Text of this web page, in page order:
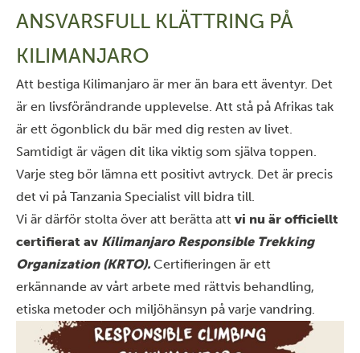
ANSVARSFULL KLÄTTRING PÅ
KILIMANJARO
Att bestiga Kilimanjaro är mer än bara ett äventyr. Det
är en livsförändrande upplevelse. Att stå på Afrikas tak
är ett ögonblick du bär med dig resten av livet.
Samtidigt är vägen dit lika viktig som själva toppen.
Varje steg bör lämna ett positivt avtryck. Det är precis
det vi på Tanzania Specialist vill bidra till.
Vi är därför stolta över att berätta att vi nu är officiellt
certifierat av Kilimanjaro Responsible Trekking
Organization (KRTO). Certifieringen är ett
erkännande av vårt arbete med rättvis behandling,
etiska metoder och miljöhänsyn på varje vandring.